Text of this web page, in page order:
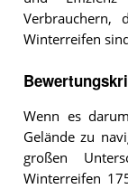
Verbrauchern,
Winterreifen
Wenn es
Gelände zu
großen
Winterreifen